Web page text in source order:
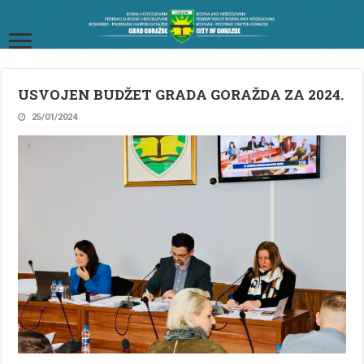
USVOJEN BUDŽET GRADA GORAŽDA ZA 2024.
25/01/2024